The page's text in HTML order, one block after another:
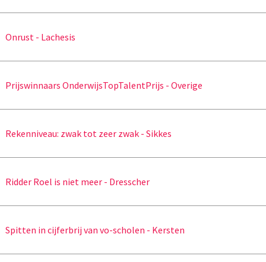
Onrust - Lachesis
Prijswinnaars OnderwijsTopTalentPrijs - Overige
Rekenniveau: zwak tot zeer zwak - Sikkes
Ridder Roel is niet meer - Dresscher
Spitten in cijferbrij van vo-scholen - Kersten